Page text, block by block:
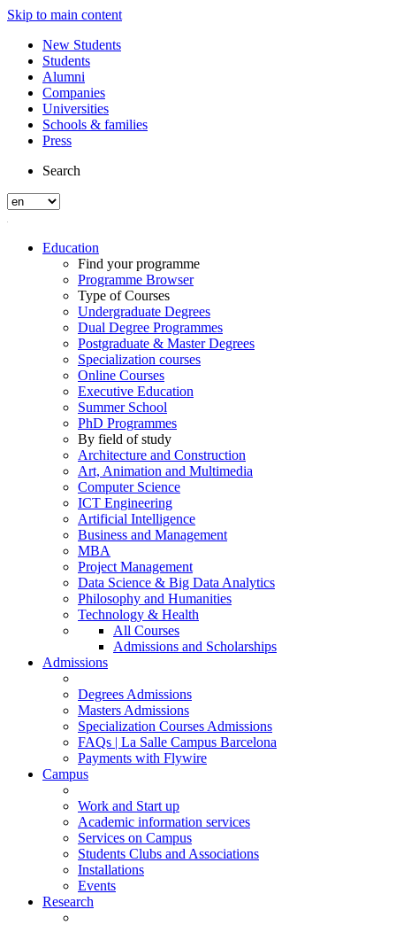
Skip to main content
New Students
Students
Alumni
Companies
Universities
Schools & families
Press
Search
Education
Find your programme
Programme Browser
Type of Courses
Undergraduate Degrees
Dual Degree Programmes
Postgraduate & Master Degrees
Specialization courses
Online Courses
Executive Education
Summer School
PhD Programmes
By field of study
Architecture and Construction
Art, Animation and Multimedia
Computer Science
ICT Engineering
Artificial Intelligence
Business and Management
MBA
Project Management
Data Science & Big Data Analytics
Philosophy and Humanities
Technology & Health
All Courses
Admissions and Scholarships
Admissions
Degrees Admissions
Masters Admissions
Specialization Courses Admissions
FAQs | La Salle Campus Barcelona
Payments with Flywire
Campus
Work and Start up
Academic information services
Services on Campus
Students Clubs and Associations
Installations
Events
Research